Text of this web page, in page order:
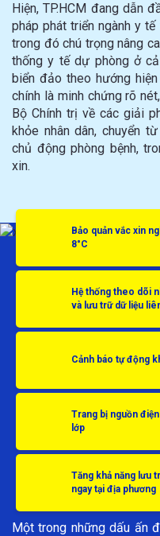
Hiện, TP.HCM đang dẫn
pháp phát triển ngành y
trong đó chú trọng nâng
thống y tế dự phòng ở
biển đảo theo hướng
chính là minh chứng rõ
Bộ Chính trị về các giải
khỏe nhân dân, chuyển
chủ động phòng bệnh,
xin.
Bảo quản vắc xin
8°C
Hệ thống theo dõi
và lưu trữ dữ liệu
Cảnh báo tự động
Trang bị nguồn
lớp
Tăng khả năng lưu
ngay tại địa phương
Một trong những dấu ấn